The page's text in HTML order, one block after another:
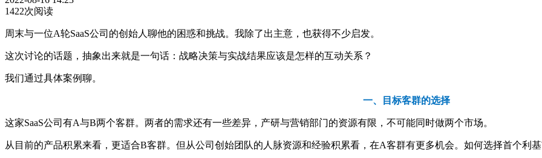
1422次阅读
周末与一位A轮SaaS公司的创始人聊他的困惑和挑战。我除了出主意，也获得不少启发。
这次讨论的话题，抽象出来就是一句话：战略决策与实战结果应该是怎样的互动关系？
我们通过具体案例聊。
一、 目标客群的选择
这家SaaS公司有A与B两个客群。两者的需求还有一些差异，产研与营销部门的资源有限，不可能同时做两个市场。
从目前的产品积累来看，更适合B客群。但从公司创始团队的人脉资源和经验积累看，在A客群有更多机会。如何选择首个利基